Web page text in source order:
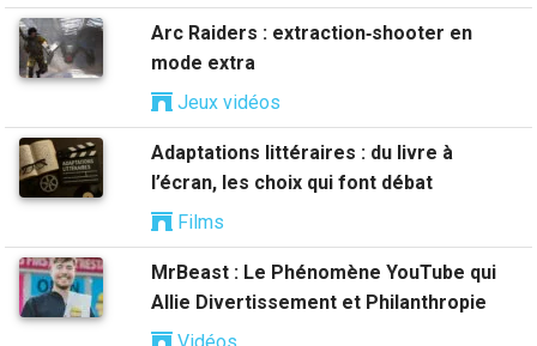
Arc Raiders : extraction‑shooter en
mode extra
Jeux vidéos
Adaptations littéraires : du livre à
l’écran, les choix qui font débat
Films
MrBeast : Le Phénomène YouTube qui
Allie Divertissement et Philanthropie